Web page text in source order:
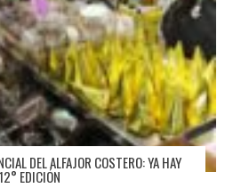
DEL ALFAJOR COSTERO: YA HAY
EDICIÓN